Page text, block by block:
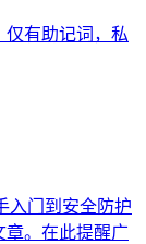
仅有助记词，私
入门到安全防护
章。在此提醒广